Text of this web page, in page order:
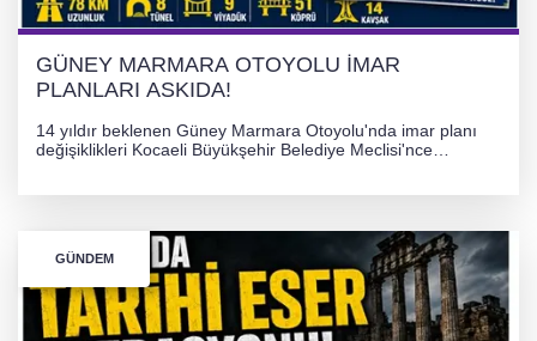
GÜNEY MARMARA OTOYOLU İMAR
PLANLARI ASKIDA!
14 yıldır beklenen Güney Marmara Otoyolu'nda imar planı
değişiklikleri Kocaeli Büyükşehir Belediye Meclisi'nce
GÜNDEM